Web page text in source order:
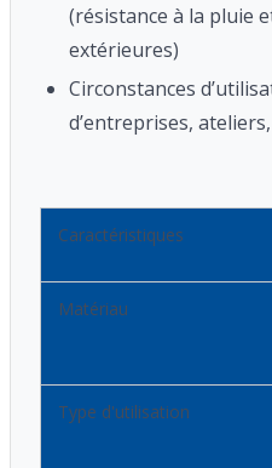
(résistance à la pluie
extérieures)
Circonstances
d’entreprises,
Caractéristiques
Matériau
Type d'utilisation